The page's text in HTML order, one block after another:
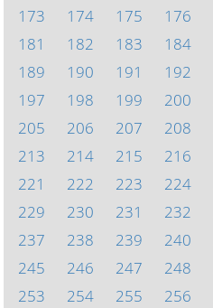
173
174 175 176
181
182 183 184
189
190 191 192
197
198 199 200
205
206 207 208
213
214 215 216
221
222 223 224
229
230 231 232
237
238 239 240
245
246 247 248
253
254 255 256